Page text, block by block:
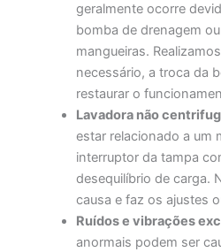
geralmente ocorre
bomba de drenagem
mangueiras.
necessário, a troca da
restaurar o
Lavadora não
estar relacionado a um
interruptor da tampa
desequilíbrio de carga.
causa e faz os ajustes
Ruídos e vibrações
anormais podem ser